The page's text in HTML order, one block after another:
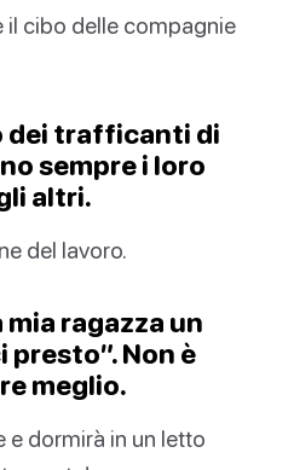
il cibo delle compagnie
dei trafficanti di
sempre i loro
altri.
del lavoro.
ragazza un
Non è
meglio.
e dormirà in un letto